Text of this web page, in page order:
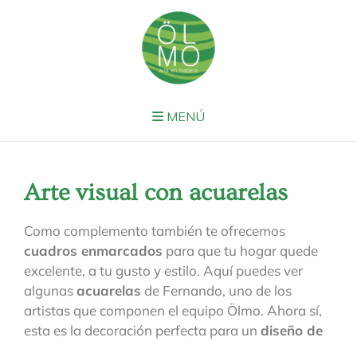
MENÚ
Arte visual con acuarelas
Como complemento también te ofrecemos
cuadros enmarcados para que tu hogar quede
excelente, a tu gusto y estilo. Aquí puedes ver
algunasacuarelas de Fernando, uno de los
artistas que componen el equipo Ölmo. Ahora sí,
esta es la decoración perfecta para un diseño de